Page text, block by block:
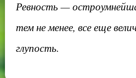
Ревность —
тем не менее, все еще
глупость.